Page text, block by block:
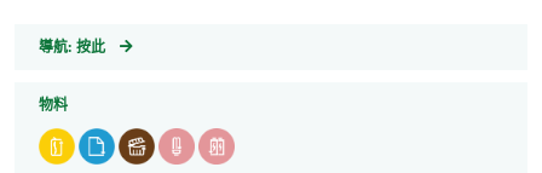
導航: GeoCoordinates
按此
物料